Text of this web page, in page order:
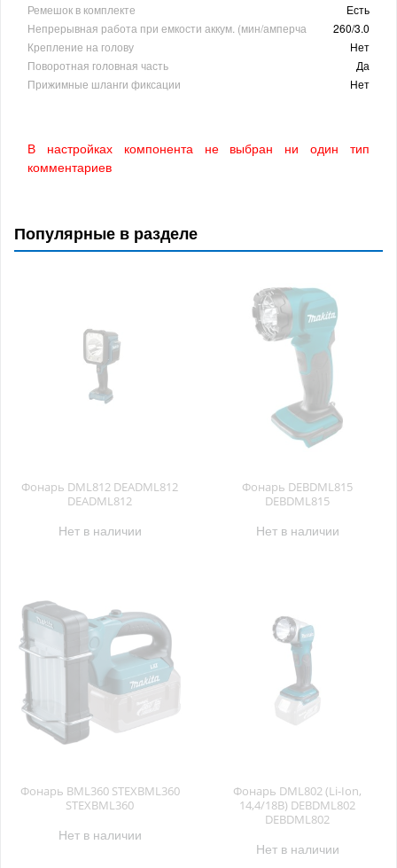
Ремешок в комплекте
Есть
Непрерывная работа при емкости аккум. (мин/амперча
260/3.0
Крепление на голову
Нет
Поворотная головная часть
Да
Прижимные шланги фиксации
Нет
В настройках компонента не выбран ни один тип
комментариев
Популярные в разделе
Фонарь DML812 DEADML812
DEADML812
Нет в наличии
Фонарь DEBDML815
DEBDML815
Нет в наличии
Фонарь BML360 STEXBML360
STEXBML360
Нет в наличии
Фонарь DML802 (Li-Ion,
14,4/18В) DEBDML802
DEBDML802
Нет в наличии